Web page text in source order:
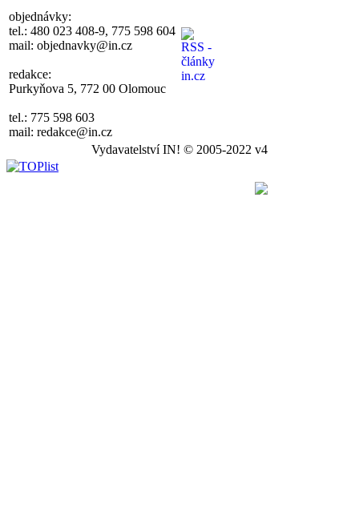
objednávky:
tel.: 480 023 408-9, 775 598 604
mail: objednavky@in.cz
redakce:
Purkyňova 5, 772 00 Olomouc
tel.: 775 598 603
mail: redakce@in.cz
Vydavatelství IN! © 2005-2022 v4